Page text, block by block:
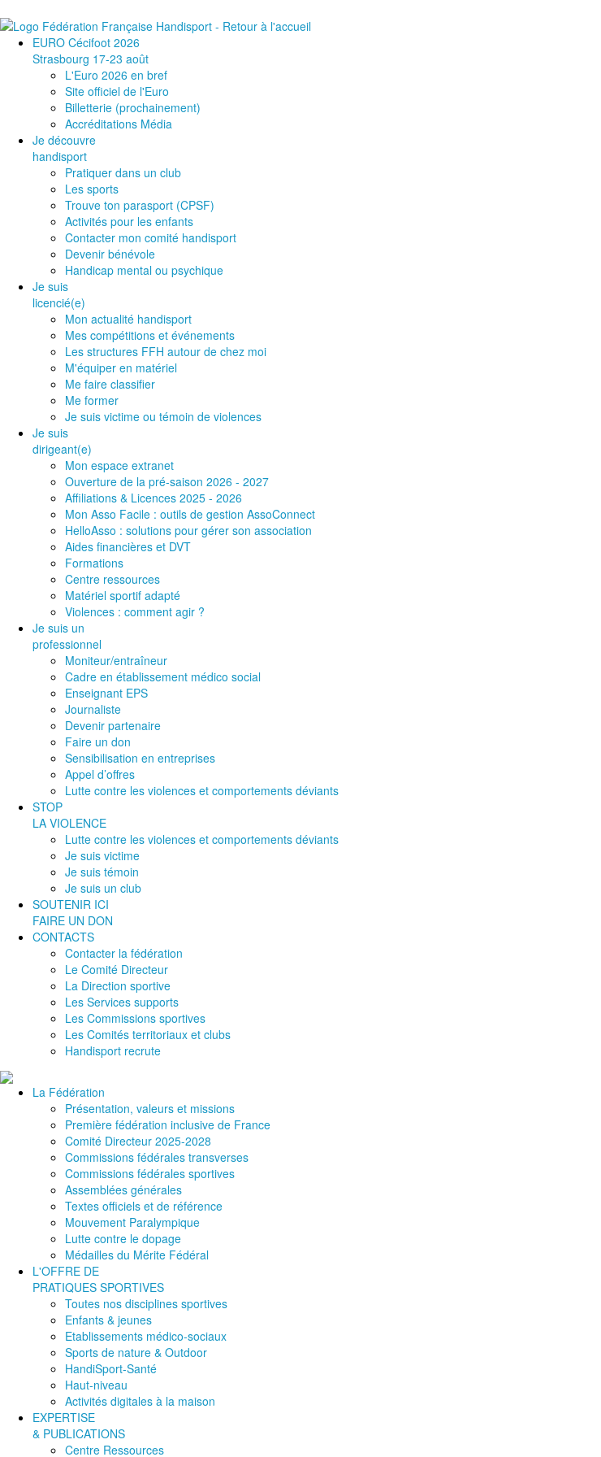
EURO Cécifoot 2026
Strasbourg 17-23 août
L'Euro 2026 en bref
Site officiel de l'Euro
Billetterie (prochainement)
Accréditations Média
Je découvre
handisport
Pratiquer dans un club
Les sports
Trouve ton parasport (CPSF)
Activités pour les enfants
Contacter mon comité handisport
Devenir bénévole
Handicap mental ou psychique
Je suis
licencié(e)
Mon actualité handisport
Mes compétitions et événements
Les structures FFH autour de chez moi
M'équiper en matériel
Me faire classifier
Me former
Je suis victime ou témoin de violences
Je suis
dirigeant(e)
Mon espace extranet
Ouverture de la pré-saison 2026 - 2027
Affiliations & Licences 2025 - 2026
Mon Asso Facile : outils de gestion AssoConnect
HelloAsso : solutions pour gérer son association
Aides financières et DVT
Formations
Centre ressources
Matériel sportif adapté
Violences : comment agir ?
Je suis un
professionnel
Moniteur/entraîneur
Cadre en établissement médico social
Enseignant EPS
Journaliste
Devenir partenaire
Faire un don
Sensibilisation en entreprises
Appel d’offres
Lutte contre les violences et comportements déviants
STOP
LA VIOLENCE
Lutte contre les violences et comportements déviants
Je suis victime
Je suis témoin
Je suis un club
SOUTENIR ICI
FAIRE UN DON
CONTACTS
Contacter la fédération
Le Comité Directeur
La Direction sportive
Les Services supports
Les Commissions sportives
Les Comités territoriaux et clubs
Handisport recrute
La Fédération
Présentation, valeurs et missions
Première fédération inclusive de France
Comité Directeur 2025-2028
Commissions fédérales transverses
Commissions fédérales sportives
Assemblées générales
Textes officiels et de référence
Mouvement Paralympique
Lutte contre le dopage
Médailles du Mérite Fédéral
L'OFFRE DE
PRATIQUES SPORTIVES
Toutes nos disciplines sportives
Enfants & jeunes
Etablissements médico-sociaux
Sports de nature & Outdoor
HandiSport-Santé
Haut-niveau
Activités digitales à la maison
EXPERTISE
& PUBLICATIONS
Centre Ressources